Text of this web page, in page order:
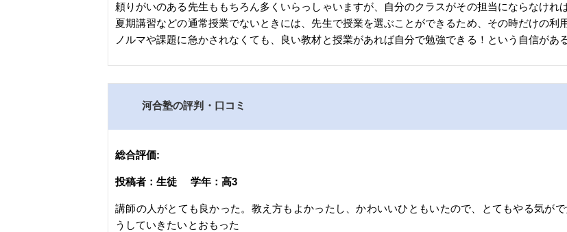
頼りがいのある先生ももちろん多くいらっしゃいますが、自分のクラスがその担当にならなけれ
夏期講習などの通常授業でないときには、先生で授業を選ぶことができるため、その時だけの利
ノルマや課題に急かされなくても、良い教材と授業があれば自分で勉強できる！という自信があ
河合塾の評判・口コミ
総合評価:
投稿者：生徒 学年：高3
講師の人がとても良かった。教え方もよかったし、かわいいひともいたので、とてもやる気が
うしていきたいとおもった